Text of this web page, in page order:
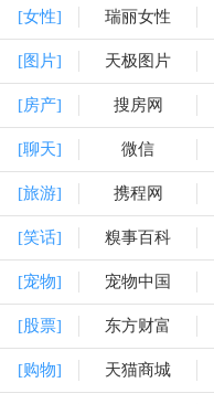
[女性] 瑞丽女性
[图片] 天极图片
[房产] 搜房网
[聊天] 微信
[旅游] 携程网
[笑话] 糗事百科
[宠物] 宠物中国
[股票] 东方财富
[购物] 天猫商城